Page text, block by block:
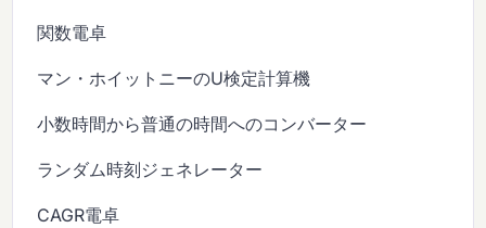
関数電卓
マン・ホイットニーのU検定計算機
小数時間から普通の時間へのコンバーター
ランダム時刻ジェネレーター
CAGR電卓